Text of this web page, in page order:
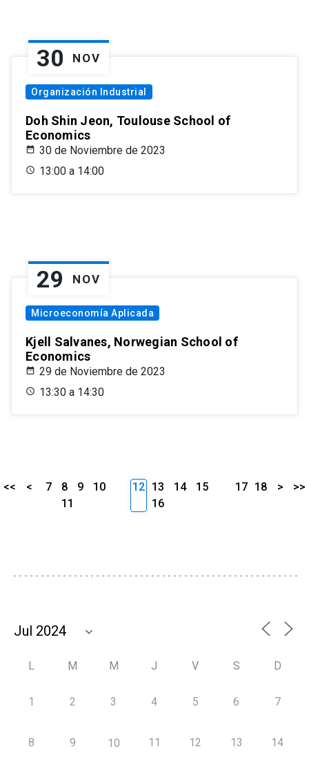
30 NOV
Organización Industrial
Doh Shin Jeon, Toulouse School of
Economics
30 de Noviembre de 2023
13:00 a 14:00
29 NOV
Microeconomía Aplicada
Kjell Salvanes, Norwegian School of
Economics
29 de Noviembre de 2023
13:30 a 14:30
<< < 7 8 9
10
11
12 13 14
15
16
17 18 > >>
L M M J V S D
1 2 3 4 5 6 7
8 9 10 11 12 13 14